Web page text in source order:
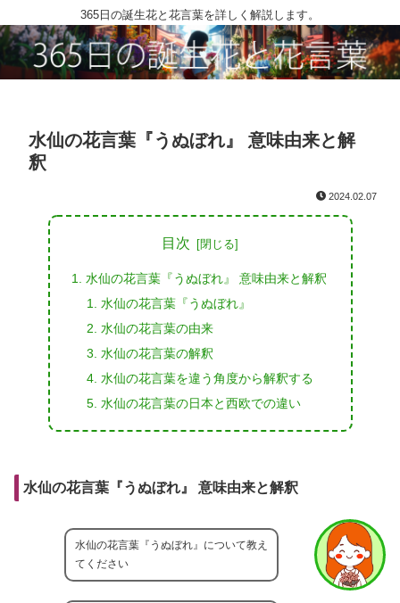
365日の誕生花と花言葉を詳しく解説します。
水仙の花言葉『うぬぼれ』 意味由来と解
釈
2024.02.07
目次
水仙の花言葉『うぬぼれ』 意味由来と解釈
水仙の花言葉『うぬぼれ』
水仙の花言葉の由来
水仙の花言葉の解釈
水仙の花言葉を違う角度から解釈する
水仙の花言葉の日本と西欧での違い
水仙の花言葉『うぬぼれ』 意味由来と解釈
水仙の花言葉『うぬぼれ』について教え
てください